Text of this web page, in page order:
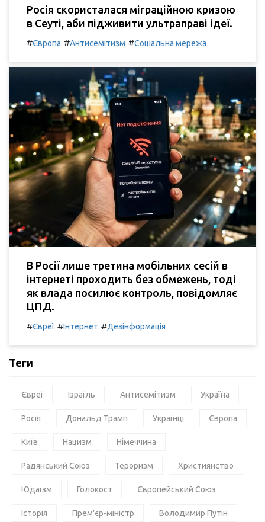
Росія скористалася міграційною кризою
в Сеуті, аби підживити ультраправі ідеї.
#Європа #Антисемітизм #Соціальна мережа
В Росії лише третина мобільних сесій в
інтернеті проходить без обмежень, тоді
як влада посилює контроль, повідомляє
ЦПД.
#Євреї #Інтернет #Дезінформація
Теги
Євреї Ізраїль Антисемітизм Україна
Росія Дональд Трамп Українці Європа
Київ Нацизм Німеччина
Радянський Союз Тероризм Християнство
Юдаїзм Голокост Європейський Союз
Історія Прем'єр-міністр Володимир Путін